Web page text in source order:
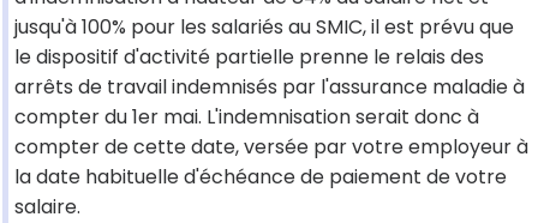
jusqu'à 100% pour les salariés au SMIC, il est prévu que
le dispositif d'activité partielle prenne le relais des
arrêts de travail indemnisés par l'assurance maladie à
compter du 1er mai. L'indemnisation serait donc à
compter de cette date, versée par votre employeur à
la date habituelle d'échéance de paiement de votre
salaire.